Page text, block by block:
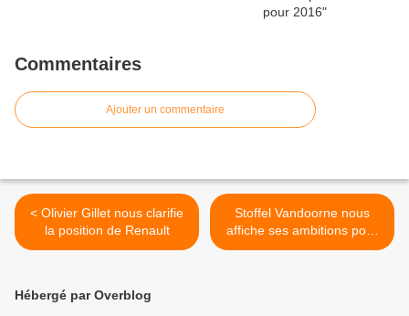
Commentaires
Ajouter un commentaire
< Olivier Gillet nous clarifie
la position de Renault
Stoffel Vandoorne nous
affiche ses ambitions pour
le GP2 et la F1 >
Hébergé par Overblog